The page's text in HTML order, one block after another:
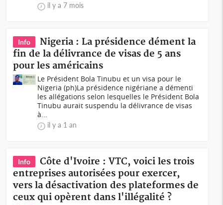
il y a 7 mois
Info
Nigeria : La présidence dément la
fin de la délivrance de visas de 5 ans
pour les américains
Le Président Bola Tinubu et un visa pour le
Nigeria (ph) La présidence nigériane a démenti
les allégations selon lesquelles le Président Bola
Tinubu aurait suspendu la délivrance de visas
à...
il y a 1 an
Info
Côte d'Ivoire : VTC, voici les trois
entreprises autorisées pour exercer,
vers la désactivation des plateformes de
ceux qui opèrent dans l'illégalité ?